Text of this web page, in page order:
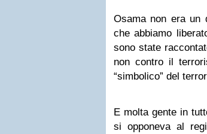
Osama non era un
che abbiamo
sono state
non contro il
“simbolico” del
E molta gente in
si opponeva al